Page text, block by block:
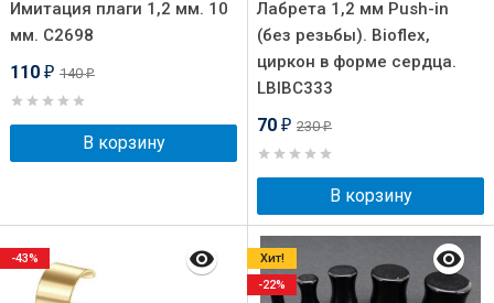
Имитация плаги 1,2 мм. 10
мм. C2698
110 ₽ 140₽
В корзину
Лабрета 1,2 мм Push-in
(без резьбы). Bioflex,
циркон в форме сердца.
LBIBC333
70 ₽ 230₽
В корзину
-43%
Хит!
-22%